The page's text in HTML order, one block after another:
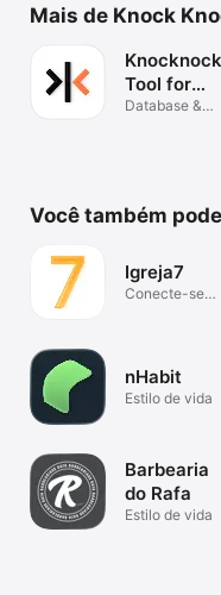
Mais de Knock
Tool for
Realtors
Database &
Você também
Igreja7
Conecte-se
nHabit
Estilo de vida
Barbearia
do Rafa
Estilo de vida